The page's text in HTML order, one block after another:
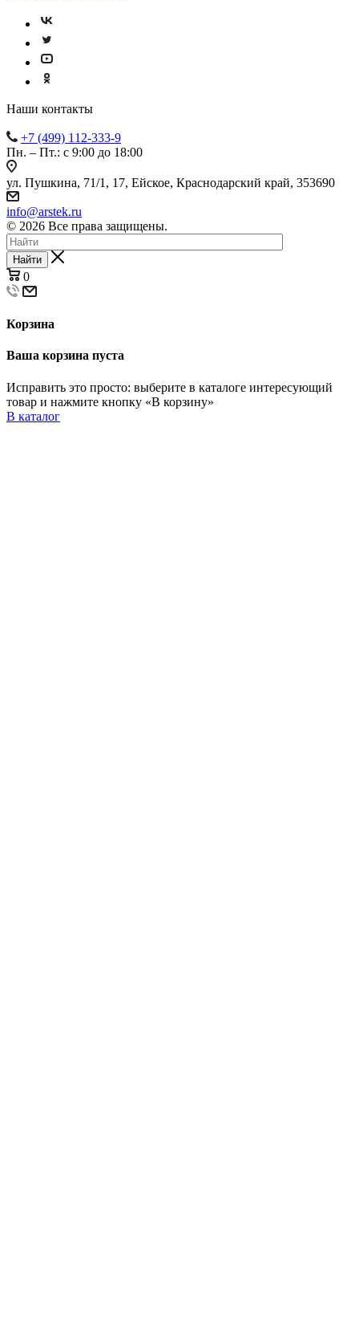
Наши контакты
+7 (499) 112-333-9
Пн. – Пт.: с 9:00 до 18:00
ул. Пушкина, 71/1, 17, Ейское, Краснодарский край, 353690
info@arstek.ru
© 2026 Все права защищены.
Найти
0
Корзина
Ваша корзина пуста
Исправить это просто: выберите в каталоге интересующий
товар и нажмите кнопку «В корзину»
В каталог